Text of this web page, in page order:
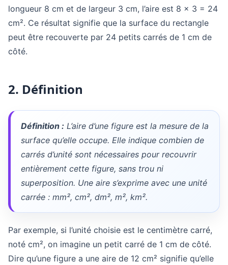
longueur 8 cm et de largeur 3 cm, l’aire est 8 × 3 = 24
cm². Ce résultat signifie que la surface du rectangle
peut être recouverte par 24 petits carrés de 1 cm de
côté.
2. Définition
Définition : L’aire d’une figure est la mesure de la
surface qu’elle occupe. Elle indique combien de
carrés d’unité sont nécessaires pour recouvrir
entièrement cette figure, sans trou ni
superposition. Une aire s’exprime avec une unité
carrée : mm², cm², dm², m², km².
Par exemple, si l’unité choisie est le centimètre carré,
noté cm², on imagine un petit carré de 1 cm de côté.
Dire qu’une figure a une aire de 12 cm² signifie qu’elle